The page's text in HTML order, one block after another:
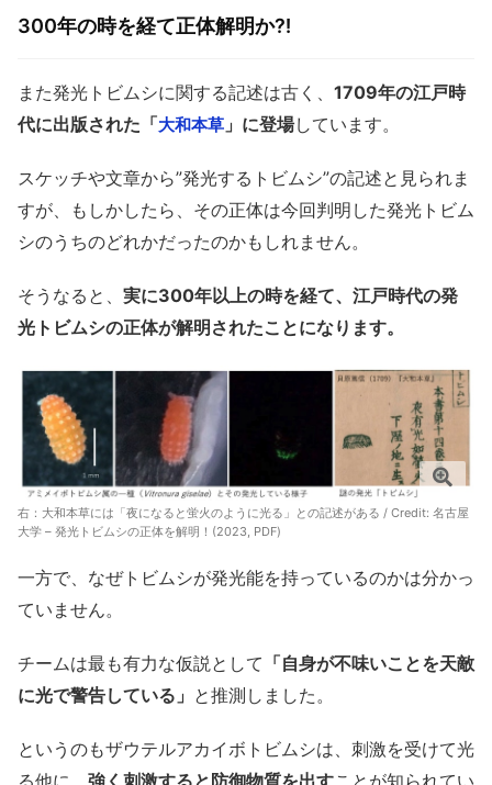
300年の時を経て正体解明か⁈
また発光トビムシに関する記述は古く、 1709年の江戸時
代に出版された「大和本草 」に登場しています。
スケッチや文章から”発光するトビムシ”の記述と見られま
すが、もしかしたら、その正体は今回判明した発光トビム
シのうちのどれかだったのかもしれません。
そうなると、 実に300年以上の時を経て、江戸時代の発
光トビムシの正体が解明されたことになります。
右：大和本草には「夜になると蛍火のように光る」との記述がある / Credit: 名古屋
大学 – 発光トビムシの正体を解明！(2023, PDF)
一方で、なぜトビムシが発光能を持っているのかは分かっ
ていません。
チームは最も有力な仮説として 「自身が不味いことを天敵
に光で警告している」 と推測しました。
というのもザウテルアカイボトビムシは、刺激を受けて光